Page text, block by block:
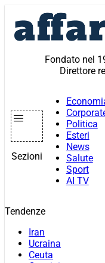
contenuto
Fondato nel
Direttore
Sezioni
Politica
Esteri
News
Salute
Sport
AI TV
Tendenze
Iran
Ucraina
Ceuta